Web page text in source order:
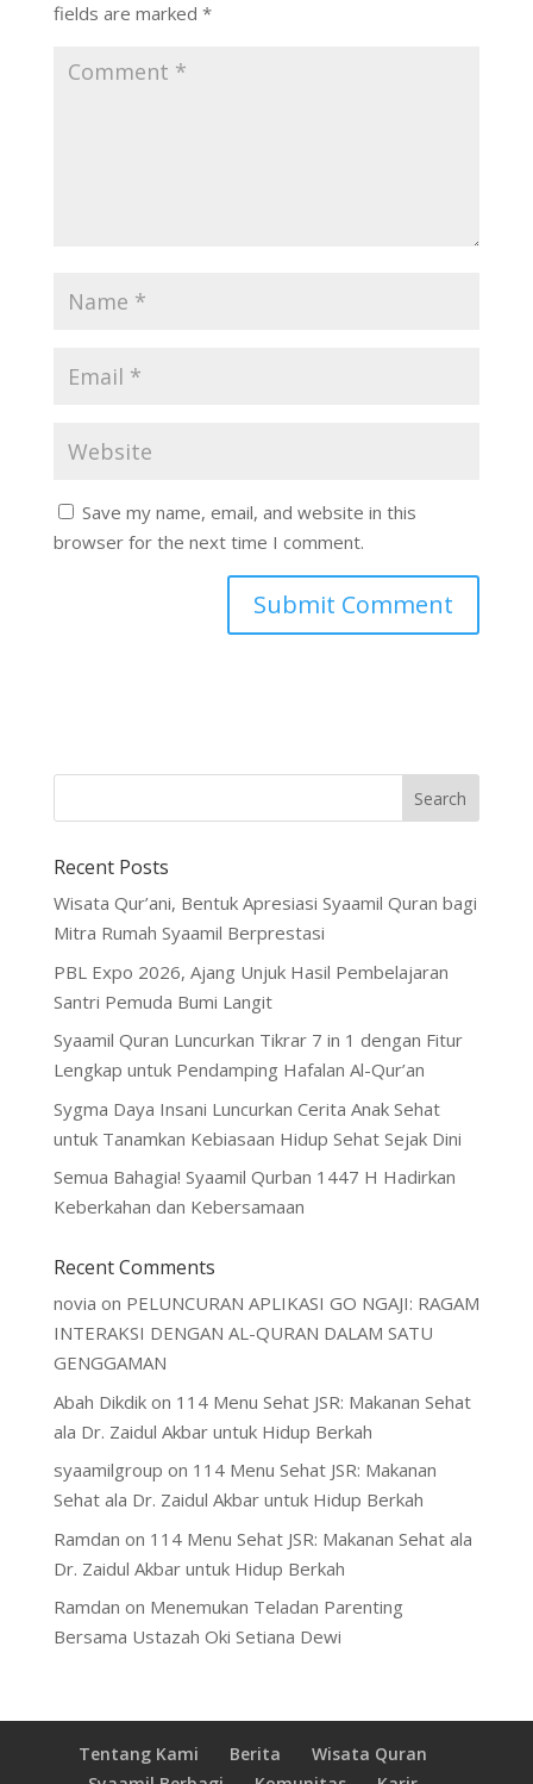
fields are marked *
Save my name, email, and website in this
browser for the next time I comment.
Recent Posts
Wisata Qur’ani, Bentuk Apresiasi Syaamil Quran bagi
Mitra Rumah Syaamil Berprestasi
PBL Expo 2026, Ajang Unjuk Hasil Pembelajaran
Santri Pemuda Bumi Langit
Syaamil Quran Luncurkan Tikrar 7 in 1 dengan Fitur
Lengkap untuk Pendamping Hafalan Al-Qur’an
Sygma Daya Insani Luncurkan Cerita Anak Sehat
untuk Tanamkan Kebiasaan Hidup Sehat Sejak Dini
Semua Bahagia! Syaamil Qurban 1447 H Hadirkan
Keberkahan dan Kebersamaan
Recent Comments
novia on PELUNCURAN APLIKASI GO NGAJI: RAGAM
INTERAKSI DENGAN AL-QURAN DALAM SATU
GENGGAMAN
Abah Dikdikon 114 Menu Sehat JSR: Makanan Sehat
ala Dr. Zaidul Akbar untuk Hidup Berkah
syaamilgroup on 114 Menu Sehat JSR: Makanan
Sehat ala Dr. Zaidul Akbar untuk Hidup Berkah
Ramdan on 114 Menu Sehat JSR: Makanan Sehat ala
Dr. Zaidul Akbar untuk Hidup Berkah
Ramdan on Menemukan Teladan Parenting
Bersama Ustazah Oki Setiana Dewi
Tentang Kami Berita
Wisata Quran